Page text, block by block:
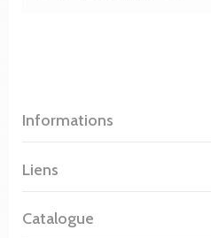
Informations
Liens
Catalogue